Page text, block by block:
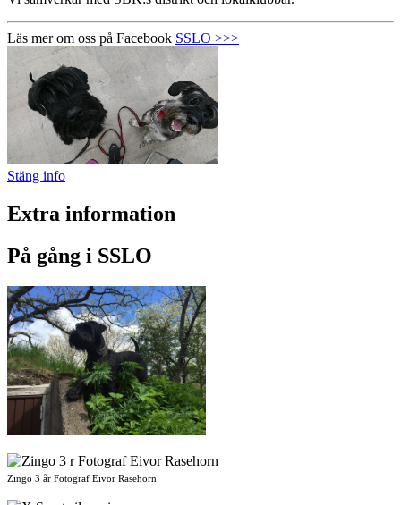
Läs mer om oss på Facebook SSLO >>>
Stäng info
Extra information
På gång i SSLO
Zingo 3 år Fotograf Eivor Rasehorn